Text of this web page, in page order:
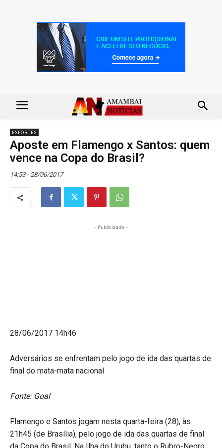
ESPORTES
Aposte em Flamengo x Santos: quem
vence na Copa do Brasil?
14:53 - 28/06/2017
- Publicidade -
28/06/2017 14h46
Adversários se enfrentam pelo jogo de ida das quartas de
final do mata-mata nacional
Fonte: Goal
Flamengo e Santos jogam nesta quarta-feira (28), às
21h45 (de Brasília), pelo jogo de ida das quartas de final